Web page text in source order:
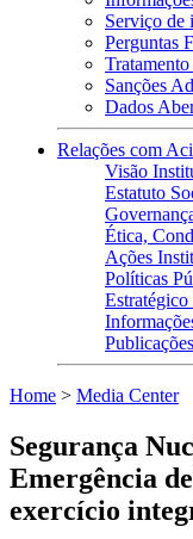
Serviço de
Perguntas
Sanções
Dados
Relações com
Visão
Estatuto
Ética,
Ações
Políticas
Publicações
Home > Media Center
Segurança
Emergência
exercício